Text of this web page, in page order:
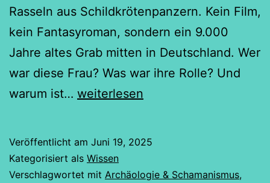
Rasseln aus Schildkrötenpanzern. Kein Film,
kein Fantasyroman, sondern ein 9.000
Jahre altes Grab mitten in Deutschland. Wer
war diese Frau? Was war ihre Rolle? Und
warum ist… Die
von
Bad
weiterlesen
Veröffentlicht am Juni 19, 2025
Kategorisiert als Wissen
Verschlagwortet mit Archäologie & Schamanismus,